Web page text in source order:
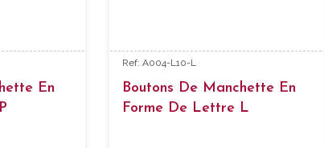
En
Ref: A004-L10-L
Boutons De Manchette En
Forme De Lettre L